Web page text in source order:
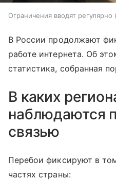
Ограничения вводят регулярно
В России продолжают
работе интернета. Об
статистика, собранная
В каких
наблюдаются
связью
Перебои фиксируют в
частях страны: